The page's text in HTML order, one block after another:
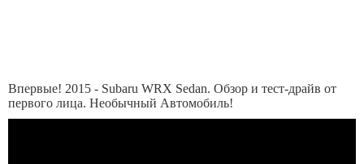
Впервые! 2015 - Subaru WRX Sedan. Обзор и тест-драйв от
первого лица. Необычный Автомобиль!